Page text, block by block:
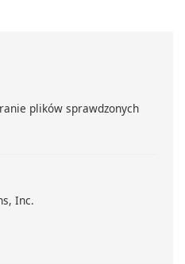
plików sprawdzonych
Inc.